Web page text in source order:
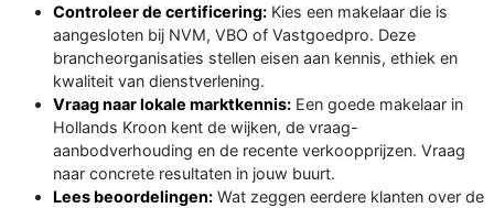
Controleer de certificering: Kies een makelaar die is
aangesloten bij NVM, VBO of Vastgoedpro. Deze
brancheorganisaties stellen eisen aan kennis, ethiek en
kwaliteit van dienstverlening.
Vraag naar lokale marktkennis: Een goede makelaar in
Hollands Kroon kent de wijken, de vraag-
aanbodverhouding en de recente verkoopprijzen. Vraag
naar concrete resultaten in jouw buurt.
Lees beoordelingen: Wat zeggen eerdere klanten over de